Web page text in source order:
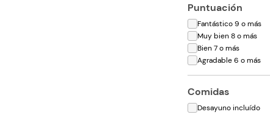
Puntuación
Fantástico 9 o más
Muy bien 8 o más
Bien 7 o más
Agradable 6 o más
Comidas
Desayuno incluído